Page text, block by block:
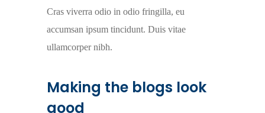
Cras viverra odio in odio fringilla, eu
accumsan ipsum tincidunt. Duis vitae
ullamcorper nibh.
Making the blogs look
good